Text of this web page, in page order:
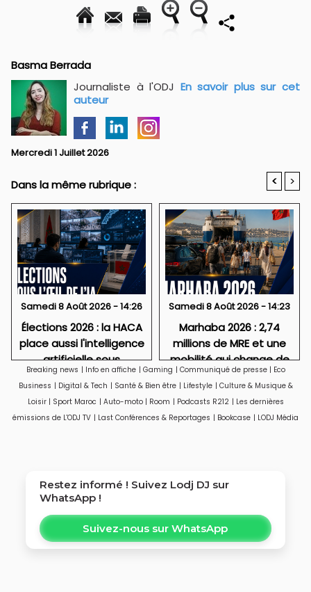
Basma Berrada
Journaliste à l'ODJ En savoir plus sur cet
auteur
Mercredi 1 Juillet 2026
Dans la même rubrique : < >
Samedi 8 Août 2026 - 14:26
Élections 2026 : la HACA
place aussi l'intelligence
artificielle sous
surveillance
Samedi 8 Août 2026 - 14:23
Marhaba 2026 : 2,74
millions de MRE et une
mobilité qui change de
visage
Breaking news | Info en affiche | Gaming | Communiqué de presse | Eco
Business | Digital & Tech | Santé & Bien être | Lifestyle | Culture & Musique &
Loisir | Sport Maroc | Auto-moto | Room | Podcasts R212 | Les dernières
émissions de L'ODJ TV | Last Conférences & Reportages | Bookcase | LODJ Média
Restez informé ! Suivez Lodj DJ sur
WhatsApp !
Suivez-nous sur WhatsApp